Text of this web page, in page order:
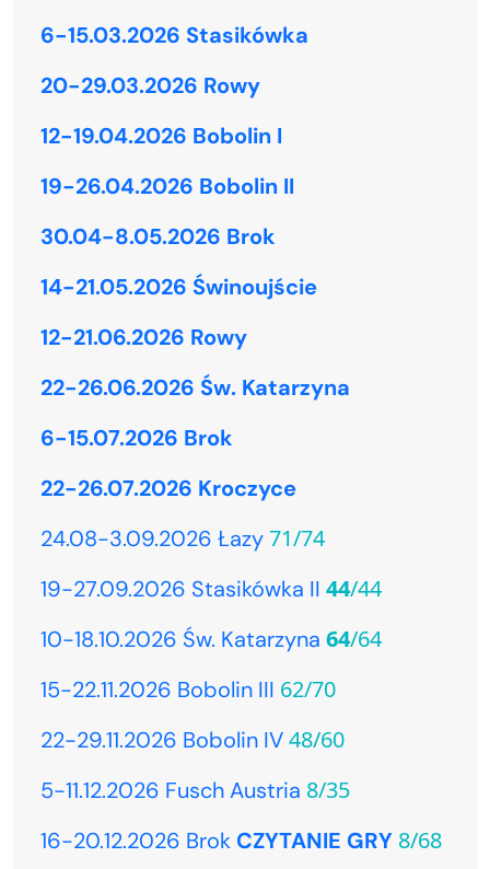
6-15.03.2026 Stasikówka
20-29.03.2026 Rowy
12-19.04.2026 Bobolin I
19-26.04.2026 Bobolin II
30.04-8.05.2026 Brok
14-21.05.2026 Świnoujście
12-21.06.2026 Rowy
22-26.06.2026 Św. Katarzyna
6-15.07.2026 Brok
22-26.07.2026 Kroczyce
24.08-3.09.2026 Łazy71/74
19-27.09.2026 Stasikówka II 44/44
10-18.10.2026 Św. Katarzyna 64/64
15-22.11.2026 Bobolin III 62/70
22-29.11.2026 Bobolin IV48/60
5-11.12.2026 Fusch Austria 8/35
16-20.12.2026 Brok CZYTANIE GRY 8/68